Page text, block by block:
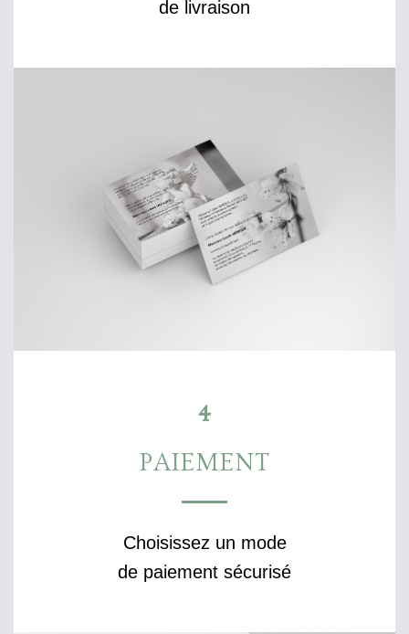
de livraison
4
PAIEMENT
Choisissez un mode
de paiement sécurisé